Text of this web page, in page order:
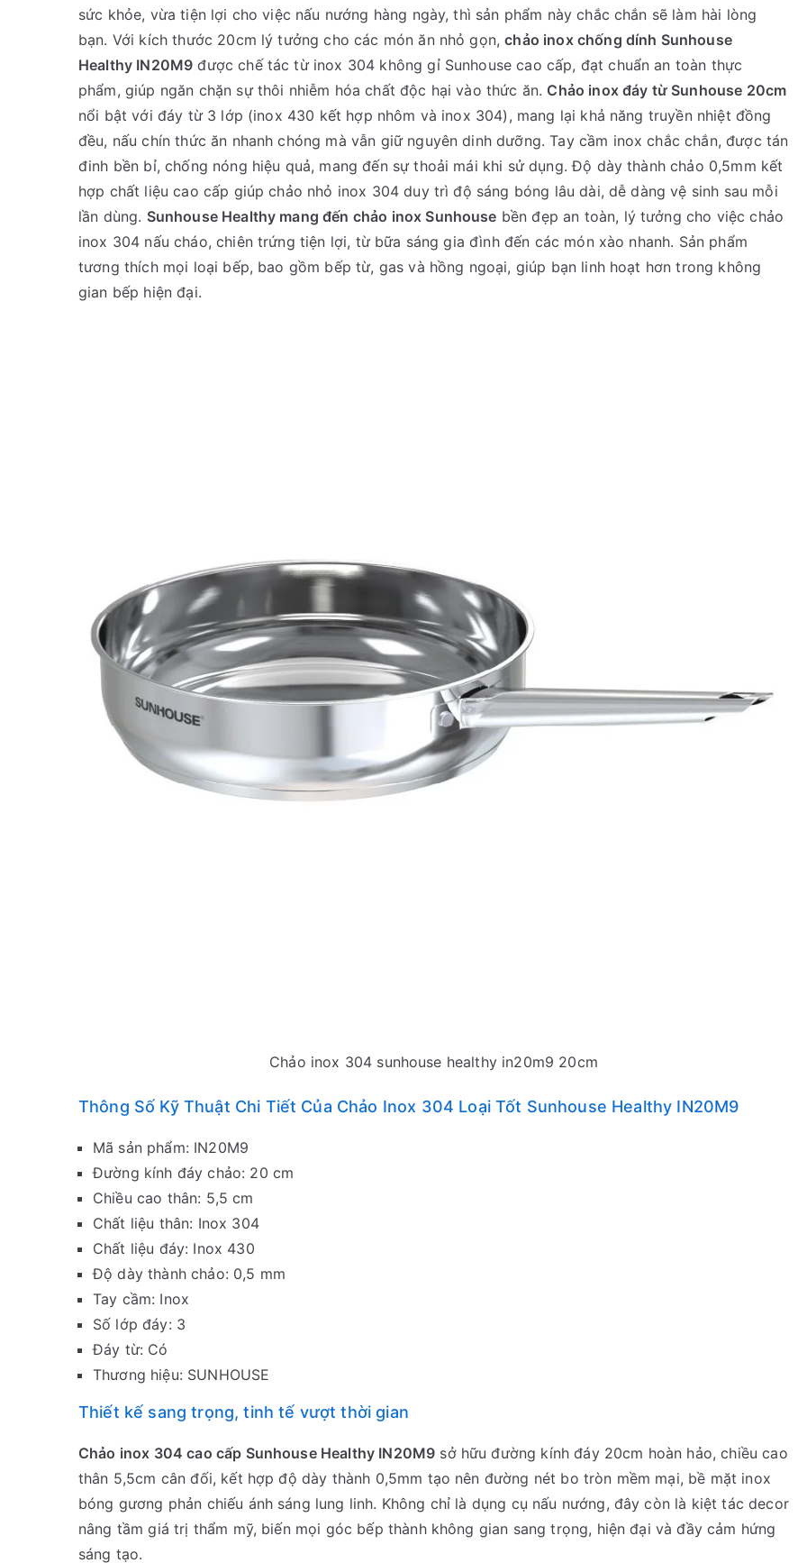
sức khỏe, vừa tiện lợi cho việc nấu nướng hàng ngày, thì sản phẩm này chắc chắn sẽ làm hài lòng
bạn. Với kích thước 20cm lý tưởng cho các món ăn nhỏ gọn,chảo inox chống dính Sunhouse
Healthy IN20M9 được chế tác từ inox 304 không gỉ Sunhouse cao cấp, đạt chuẩn an toàn thực
phẩm, giúp ngăn chặn sự thôi nhiễm hóa chất độc hại vào thức ăn. Chảo inox đáy từ Sunhouse 20cm
nổi bật với đáy từ 3 lớp (inox 430 kết hợp nhôm và inox 304), mang lại khả năng truyền nhiệt đồng
đều, nấu chín thức ăn nhanh chóng mà vẫn giữ nguyên dinh dưỡng. Tay cầm inox chắc chắn, được tán
đinh bền bỉ, chống nóng hiệu quả, mang đến sự thoải mái khi sử dụng. Độ dày thành chảo 0,5mm kết
hợp chất liệu cao cấp giúp chảo nhỏ inox 304 duy trì độ sáng bóng lâu dài, dễ dàng vệ sinh sau mỗi
lần dùng. Sunhouse Healthy mang đến chảo inox Sunhouse bền đẹp an toàn, lý tưởng cho việc chảo
inox 304 nấu cháo, chiên trứng tiện lợi, từ bữa sáng gia đình đến các món xào nhanh. Sản phẩm
tương thích mọi loại bếp, bao gồm bếp từ, gas và hồng ngoại, giúp bạn linh hoạt hơn trong không
gian bếp hiện đại.
Chảo inox 304 sunhouse healthy in20m9 20cm
Thông Số Kỹ Thuật Chi Tiết Của Chảo Inox 304 Loại Tốt Sunhouse Healthy IN20M9
Mã sản phẩm: IN20M9
Đường kính đáy chảo: 20 cm
Chiều cao thân: 5,5 cm
Chất liệu thân: Inox 304
Chất liệu đáy: Inox 430
Độ dày thành chảo: 0,5 mm
Tay cầm: Inox
Số lớp đáy: 3
Đáy từ: Có
Thương hiệu: SUNHOUSE
Thiết kế sang trọng, tinh tế vượt thời gian
Chảo inox 304 cao cấp Sunhouse Healthy IN20M9 sở hữu đường kính đáy 20cm hoàn hảo, chiều cao
thân 5,5cm cân đối, kết hợp độ dày thành 0,5mm tạo nên đường nét bo tròn mềm mại, bề mặt inox
bóng gương phản chiếu ánh sáng lung linh. Không chỉ là dụng cụ nấu nướng, đây còn là kiệt tác decor
nâng tầm giá trị thẩm mỹ, biến mọi góc bếp thành không gian sang trọng, hiện đại và đầy cảm hứng
sáng tạo.